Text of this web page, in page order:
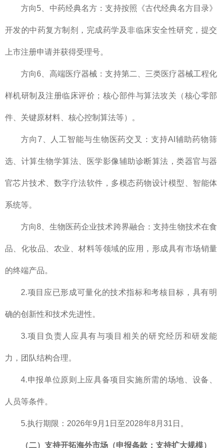
方向5、中药经典名方：支持按照《古代经典名方目录》
开发的中药复方制剂，完成药学及非临床安全性研究，提交
上市注册申请并获得受理号。
方向6、高端医疗器械：支持第二、三类医疗器械工程化
样机研制及注册临床评价；核心部件与算法攻关（核心零部
件、关键原材料、核心控制算法等）。
方向7、人工智能与生物医药交叉：支持AI辅助药物筛
选、计算生物学算法、医学影像辅助诊断算法，类器官与器
官芯片技术、数字疗法软件，多模态药物设计模型、智能体
系统等。
方向8、生物医药企业技术跨界融合：支持生物技术在食
品、化妆品、农业、材料等领域的应用，形成具有市场销量
的终端产品。
2.项目应已形成可量化的技术指标和考核目标，具有明
确的创新性和技术先进性。
3.项目负责人应具有与项目相关的研究经历和研发能
力，团队结构合理。
4.申报单位原则上应具备项目实施所需的场地、设备、
人员等条件。
5.执行期限：2026年9月1日至2028年8月31日。
（二）支持开拓海外市场（申报条款：支持扩大规模）